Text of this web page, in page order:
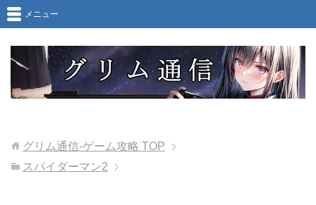
メニュー
グリム通信-ゲーム攻略 TOP
スパイダーマン2